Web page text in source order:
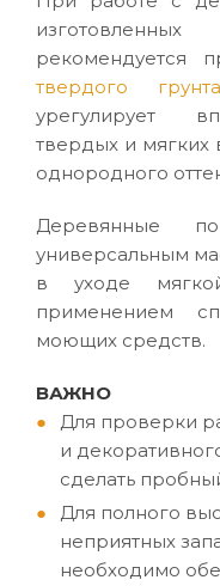
рекомендуется
твердого
урегулирует
твердых и мягких
однородного
Деревянные
универсальным
в уходе
применением
моющих средств.
ВАЖНО
Для проверки
и
сделать
Для полного
неприятных
необходимо